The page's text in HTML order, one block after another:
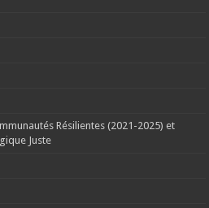
Résilientes (2021-2025) et
Juste